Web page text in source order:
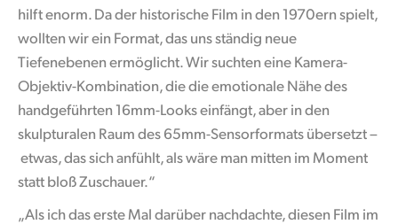
Spain
Chinese Taipei
Turkey
Ukraine
hilft enorm. Da der historische Film in den 1970ern spielt,
wollten wir ein Format, das uns ständig neue
Tiefenebenen ermöglicht. Wir suchten eine Kamera-
Objektiv-Kombination, die die emotionale Nähe des
handgeführten 16mm-Looks einfängt, aber in den
skulpturalen Raum des 65mm-Sensorformats übersetzt –
etwas, das sich anfühlt, als wäre man mitten im Moment
statt bloß Zuschauer.“
„Als ich das erste Mal darüber nachdachte, diesen Film im